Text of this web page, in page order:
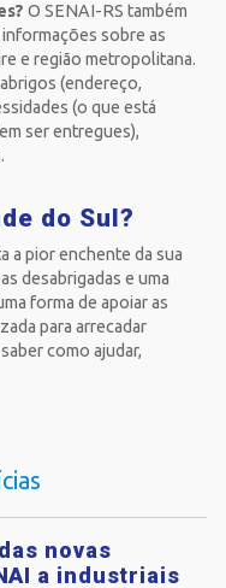
O SENAI-RS também
informações sobre as
e região metropolitana.
(endereço,
(o que está
ser entregues),
do Sul?
a pior enchente da sua
desabrigadas e uma
forma de apoiar as
para arrecadar
como ajudar,
novas
a industriais